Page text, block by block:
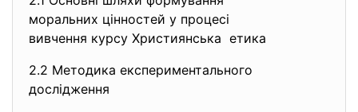
моральних цінностей у процесі
вивчення курсу Християнська етика
2.2 Методика експериментального
дослідження